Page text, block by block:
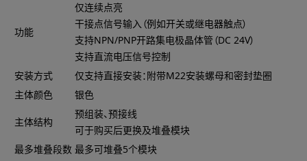
功能
仅连续点亮
干接点信号输入（例如开关或继电器触点）
支持NPN/PNP开路集电极晶体管（DC 24V）
支持直流电压信号控制
安装方式
仅支持直接安装：附带M22安装螺母和密封垫圈
主体颜色
银色
主体结构
预组装、预接线
可于购买后更换及堆叠模块
最多堆叠段数 最多可堆叠5个模块